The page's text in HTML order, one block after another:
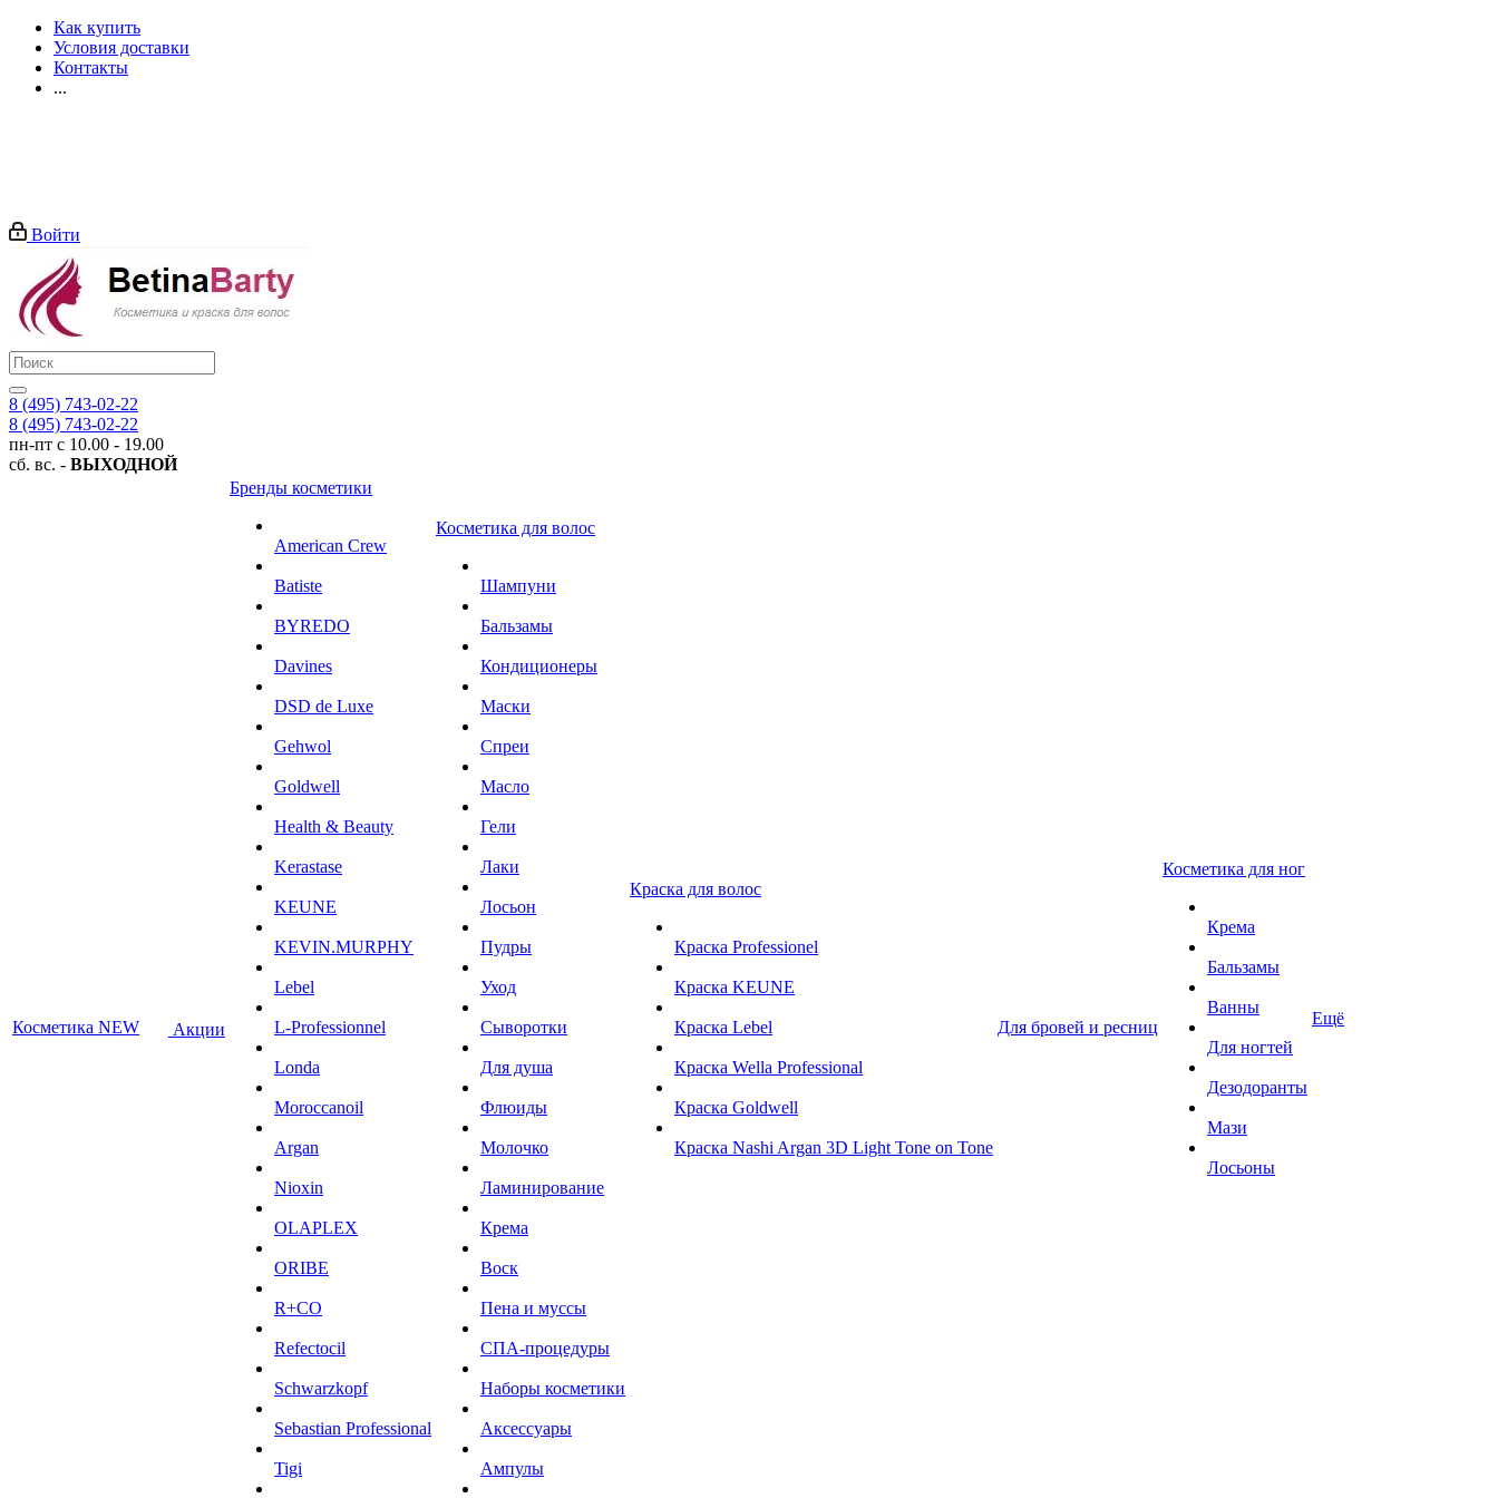
Как купить
Условия доставки
Контакты
...
Войти
8 (495) 743-02-22
8 (495) 743-02-22
пн-пт с 10.00 - 19.00
сб. вс. - ВЫХОДНОЙ
Косметика NEW Акции
Бренды косметики
American Crew
Batiste
BYREDO
Davines
DSD de Luxe
Gehwol
Goldwell
Health & Beauty
Kerastase
KEUNE
KEVIN.MURPHY
Lebel
L-Professionnel
Londa
Moroccanoil
Argan
Niохin
OLAPLEX
ORIBE
R+CO
Refectocil
Schwarzkopf
Sebastian Professional
Tigi
Косметика для волос
Шампуни
Бальзамы
Кондиционеры
Маски
Спреи
Масло
Гели
Лаки
Лосьон
Пудры
Уход
Сыворотки
Для душа
Флюиды
Молочко
Ламинирование
Крема
Воск
Пена и муссы
СПА-процедуры
Наборы косметики
Аксессуары
Ампулы
Краска для волос
Краска Professionel
Краска KEUNE
Краска Lebel
Краска Wella Professional
Краска Goldwell
Краска Nashi Argan 3D Light Tone on Tone
Для бровей и ресниц
Косметика для ног
Крема
Бальзамы
Ванны
Для ногтей
Дезодоранты
Мази
Лосьоны
Ещё